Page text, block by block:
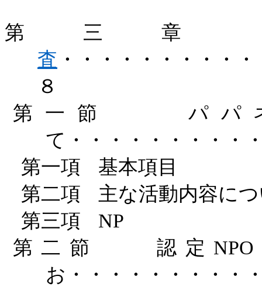
第三章
査 ・・・・・・・・・
８
第一節
パパ
て・・・・・・・・・
第一項
基本項目
第二項
主な活動内容に
第三項
NP
第二節
認定 NPO
お・・・・・・・・・